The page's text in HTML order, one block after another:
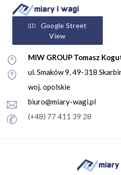
Google Street
View
MIW GROUP Tomasz
ul. Smaków 9, 49-318
woj. opolskie
biuro@miary-wagi.pl
(+48) 77 411 39 28